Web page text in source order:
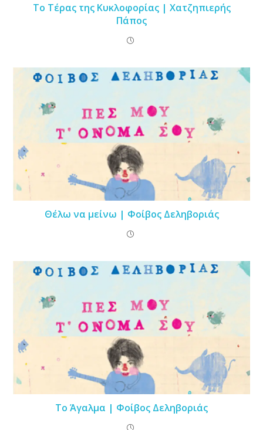
Το Τέρας της Κυκλοφορίας | Χατζηπιερής
Πάπος
Θέλω να μείνω | Φοίβος Δεληβοριάς
Το Άγαλμα | Φοίβος Δεληβοριάς